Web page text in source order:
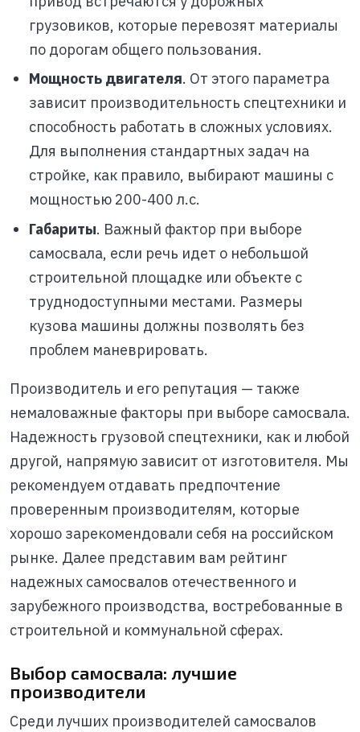
грузовиков, которые перевозят материалы
по дорогам общего пользования.
Мощность двигателя. От этого параметра
зависит производительность спецтехники и
способность работать в сложных условиях.
Для выполнения стандартных задач на
стройке, как правило, выбирают машины с
мощностью 200-400 л.с.
Габариты. Важный фактор при выборе
самосвала, если речь идет о небольшой
строительной площадке или объекте с
труднодоступными местами. Размеры
кузова машины должны позволять без
проблем маневрировать.
Производитель и его репутация — также
немаловажные факторы при выборе самосвала.
Надежность грузовой спецтехники, как и любой
другой, напрямую зависит от изготовителя. Мы
рекомендуем отдавать предпочтение
проверенным производителям, которые
хорошо зарекомендовали себя на российском
рынке. Далее представим вам рейтинг
надежных самосвалов отечественного и
зарубежного производства, востребованные в
строительной и коммунальной сферах.
Выбор самосвала: лучшие
производители
Среди лучших производителей самосвалов